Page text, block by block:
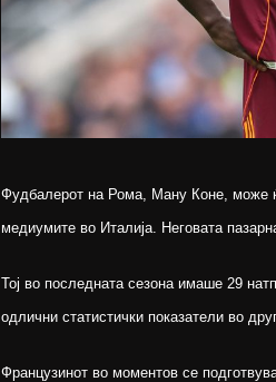
Фудбалерот на Рома, Ману Коне, може
медиумите во Италија. Неговата
Тој во последната сезона имаше 29
одлични статистички показатели во
Французинот во моментов се